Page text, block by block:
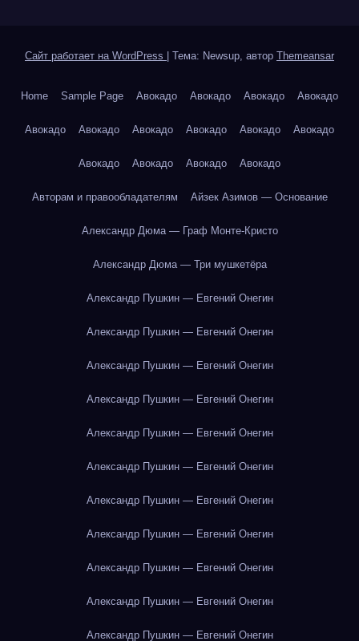
Сайт работает на WordPress Тема: Newsup, автор Themeansar
Home Sample Page Авокадо Авокадо Авокадо Авокадо
Авокадо Авокадо Авокадо Авокадо Авокадо Авокадо
Авокадо Авокадо Авокадо Авокадо
Авторам и правообладателям Айзек Азимов — Основание
Александр Дюма — Граф Монте-Кристо
Александр Дюма — Три мушкетёра
Александр Пушкин — Евгений Онегин
Александр Пушкин — Евгений Онегин
Александр Пушкин — Евгений Онегин
Александр Пушкин — Евгений Онегин
Александр Пушкин — Евгений Онегин
Александр Пушкин — Евгений Онегин
Александр Пушкин — Евгений Онегин
Александр Пушкин — Евгений Онегин
Александр Пушкин — Евгений Онегин
Александр Пушкин — Евгений Онегин
Александр Пушкин — Евгений Онегин